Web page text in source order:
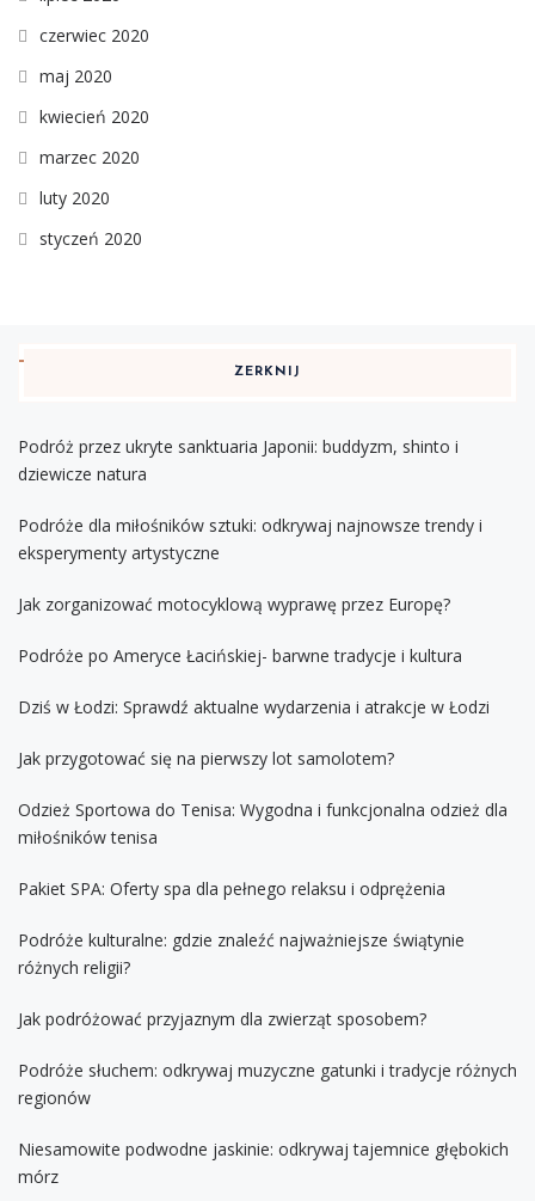
czerwiec 2020
maj 2020
kwiecień 2020
marzec 2020
luty 2020
styczeń 2020
ZERKNIJ
Podróż przez ukryte sanktuaria Japonii: buddyzm, shinto i
dziewicze natura
Podróże dla miłośników sztuki: odkrywaj najnowsze trendy i
eksperymenty artystyczne
Jak zorganizować motocyklową wyprawę przez Europę?
Podróże po Ameryce Łacińskiej- barwne tradycje i kultura
Dziś w Łodzi: Sprawdź aktualne wydarzenia i atrakcje w Łodzi
Jak przygotować się na pierwszy lot samolotem?
Odzież Sportowa do Tenisa: Wygodna i funkcjonalna odzież dla
miłośników tenisa
Pakiet SPA: Oferty spa dla pełnego relaksu i odprężenia
Podróże kulturalne: gdzie znaleźć najważniejsze świątynie
różnych religii?
Jak podróżować przyjaznym dla zwierząt sposobem?
Podróże słuchem: odkrywaj muzyczne gatunki i tradycje różnych
regionów
Niesamowite podwodne jaskinie: odkrywaj tajemnice głębokich
mórz